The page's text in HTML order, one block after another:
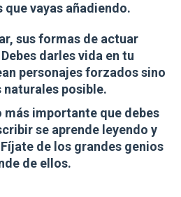
vayas añadiendo.
sus formas de actuar
darles vida en tu
personajes forzados sino
naturales posible.
importante que debes
se aprende leyendo y
de los grandes genios
de ellos.